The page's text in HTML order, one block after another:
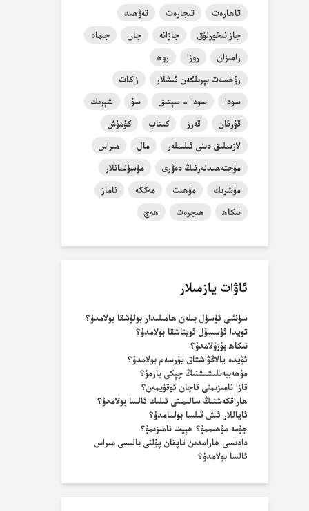
تاھارەت تىجارەت
تەۋھىد
جازانىخورلۇق
جازانە جان
جىھاد
رامىزان
روزا
روھ
رۇخسەت بېرىلگەن ئىشلار
زاكات
سودا
سودا - سېتىق سۇ
شېرىك
قۇرئان
قەرز كىتاب
كۈمۈش
لازىملىق دىنى ئىلىملەر
مال
مىراس
مۇجتەھىدلەرنىڭ دەۋرى
مۇسۇلمانلار
مۇشرىك
مۇھىت مەككە
ناماز
نىكاھ
ھىجرەت ھەج
ئاۋات يازمىلار
سۈنئىي ئۇسۇل بىلەن ھامىلىدار بولۇشقا بولامدۇ؟
تويدا ئۇسسۇل ئويناشقا بولامدۇ؟
نىكاھ بۇزۇلامدۇ؟
ئۆيدە يالاڭۋاشتاق يۈرسەم بولامدۇ؟
مۇھەببەتلىشىشنىڭ چېكى بارمۇ؟
قازا نامىزىمنى قاچان ئوقۇيمەن؟
ھاراقكەشنىڭ سالىمىنى ئىلىك ئالسا بولامدۇ؟
ئاياللار ئىش قىلسا بولمامدۇ؟
جۈمە مۇھىممۇ؟ ھېيت نامىزىمۇ؟
دادىسى ھارامدىن تاپقان پۇلنى بالىسى مىراس
ئالسا بولامدۇ؟